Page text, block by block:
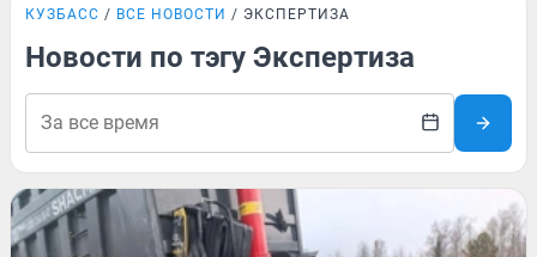
КУЗБАСС ВСЕ НОВОСТИ ЭКСПЕРТИЗА
Новости по тэгу Экспертиза